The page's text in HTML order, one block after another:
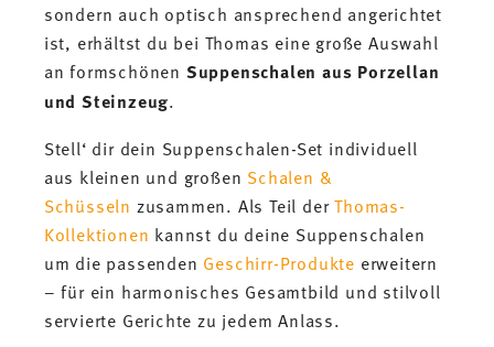
sondern auch optisch ansprechend angerichtet
ist, erhältst du bei Thomas eine große Auswahl
an formschönen Suppenschalen aus Porzellan
und Steinzeug.
Stell‘ dir dein Suppenschalen-Set individuell
aus kleinen und großen Schalen &
Schüsseln zusammen. Als Teil derThomas-
Kollektionen kannst du deine Suppenschalen
um die passenden Geschirr-Produkte erweitern
– für ein harmonisches Gesamtbild und stilvoll
servierte Gerichte zu jedem Anlass.